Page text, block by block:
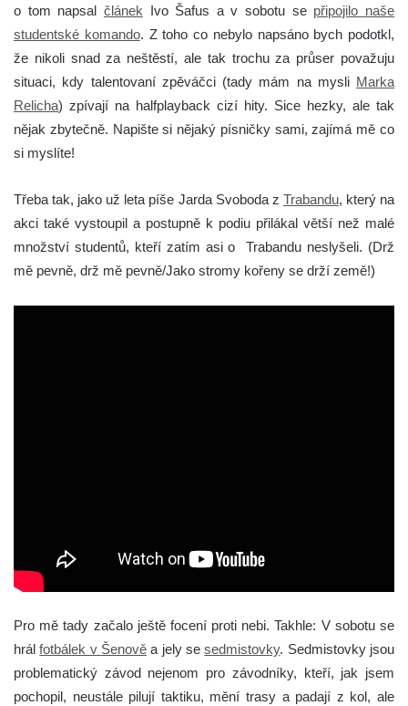
o tom napsal článek Ivo Šafus a v sobotu se připojilo naše
studentské komando. Z toho co nebylo napsáno bych podotkl,
že nikoli snad za neštěstí, ale tak trochu za průser považuju
situaci, kdy talentovaní zpěváčci (tady mám na mysli Marka
Relicha) zpívají na halfplayback cizí hity. Sice hezky, ale tak
nějak zbytečně. Napište si nějaký písničky sami, zajímá mě co
si myslíte!
Třeba tak, jako už leta píše Jarda Svoboda z Trabandu, který na
akci také vystoupil a postupně k podiu přilákal větší než malé
množství studentů, kteří zatím asi o Trabandu neslyšeli. (Drž
mě pevně, drž mě pevně/Jako stromy kořeny se drží země!)
Pro mě tady začalo ještě focení proti nebi. Takhle: V sobotu se
hrálfotbálek v Šenově a jely sesedmistovky. Sedmistovky jsou
problematický závod nejenom pro závodníky, kteří, jak jsem
pochopil, neustále pilují taktiku, mění trasy a padají z kol, ale